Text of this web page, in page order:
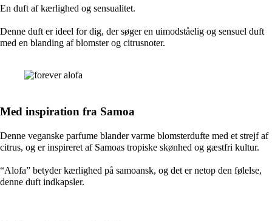
En duft af kærlighed og sensualitet.
Denne duft er ideel for dig, der søger en uimodståelig og sensuel duft
med en blanding af blomster og citrusnoter.
Med inspiration fra Samoa
Denne veganske parfume blander varme blomsterdufte med et strejf af
citrus, og er inspireret af Samoas tropiske skønhed og gæstfri kultur.
“Alofa” betyder kærlighed på samoansk, og det er netop den følelse,
denne duft indkapsler.